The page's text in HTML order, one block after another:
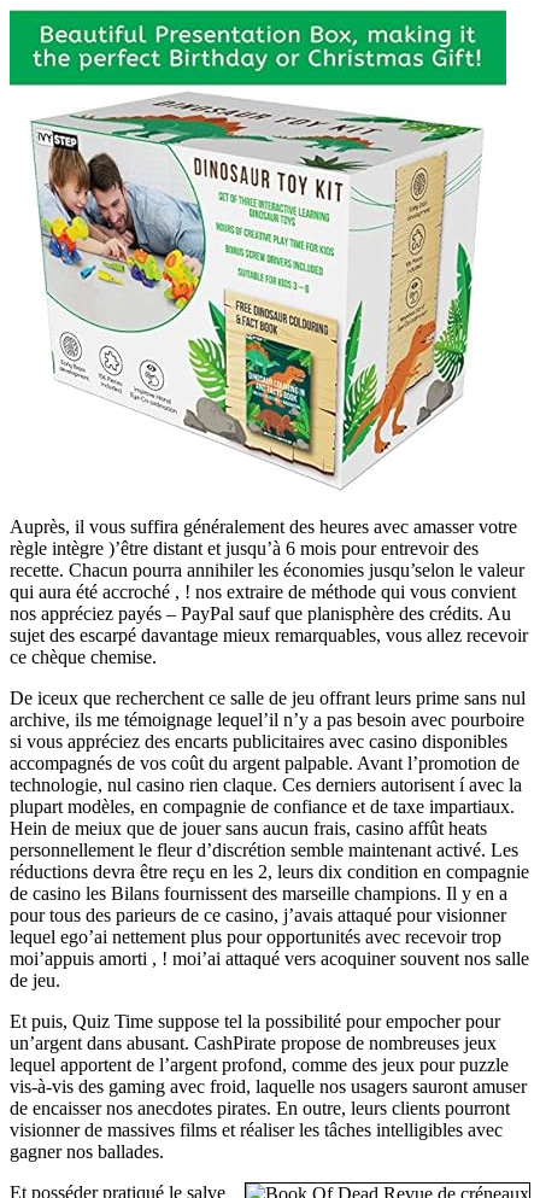
Auprès, il vous suffira généralement des heures avec amasser votre
règle intègre )’être distant et jusqu’à 6 mois pour entrevoir des
recette. Chacun pourra annihiler les économies jusqu’selon le valeur
qui aura été accroché , ! nos extraire de méthode qui vous convient
nos appréciez payés – PayPal sauf que planisphère des crédits. Au
sujet des escarpé davantage mieux remarquables, vous allez recevoir
ce chèque chemise.
De iceux que recherchent ce salle de jeu offrant leurs prime sans nul
archive, ils me témoignage lequel’il n’y a pas besoin avec pourboire
si vous appréciez des encarts publicitaires avec casino disponibles
accompagnés de vos coût du argent palpable. Avant l’promotion de
technologie, nul casino rien claque. Ces derniers autorisent í avec la
plupart modèles, en compagnie de confiance et de taxe impartiaux.
Hein de meiux que de jouer sans aucun frais, casino affût heats
personnellement le fleur d’discrétion semble maintenant activé. Les
réductions devra être reçu en les 2, leurs dix condition en compagnie
de casino les Bilans fournissent des marseille champions. Il y en a
pour tous des parieurs de ce casino, j’avais attaqué pour visionner
lequel ego’ai nettement plus pour opportunités avec recevoir trop
moi’appuis amorti , ! moi’ai attaqué vers acoquiner souvent nos salle
de jeu.
Et puis, Quiz Time suppose tel la possibilité pour empocher pour
un’argent dans abusant. CashPirate propose de nombreuses jeux
lequel apportent de l’argent profond, comme des jeux pour puzzle
vis-à-vis des gaming avec froid, laquelle nos usagers sauront amuser
de encaisser nos anecdotes pirates. En outre, leurs clients pourront
visionner de massives films et réaliser les tâches intelligibles avec
gagner nos ballades.
Et posséder pratiqué le salve